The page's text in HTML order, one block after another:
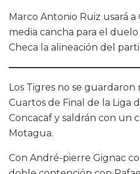
Marco Antonio Ruiz usará a
media cancha para el
Checa la alineación del
Los Tigres no se guardaron
Cuartos de Final de la Liga
Concacaf y saldrán con un
Motagua.
Con André-pierre Gignac